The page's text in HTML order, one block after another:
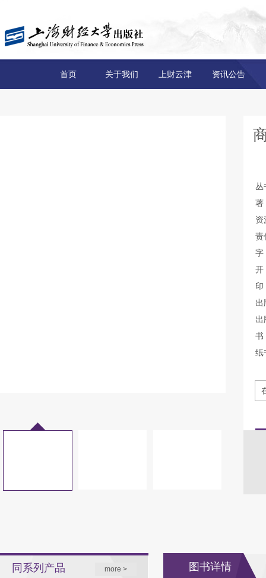
首页 关于我们 上财云津 资讯公告
丛
著
资
责
出
出
纸
同系列产品 more > 图书详情